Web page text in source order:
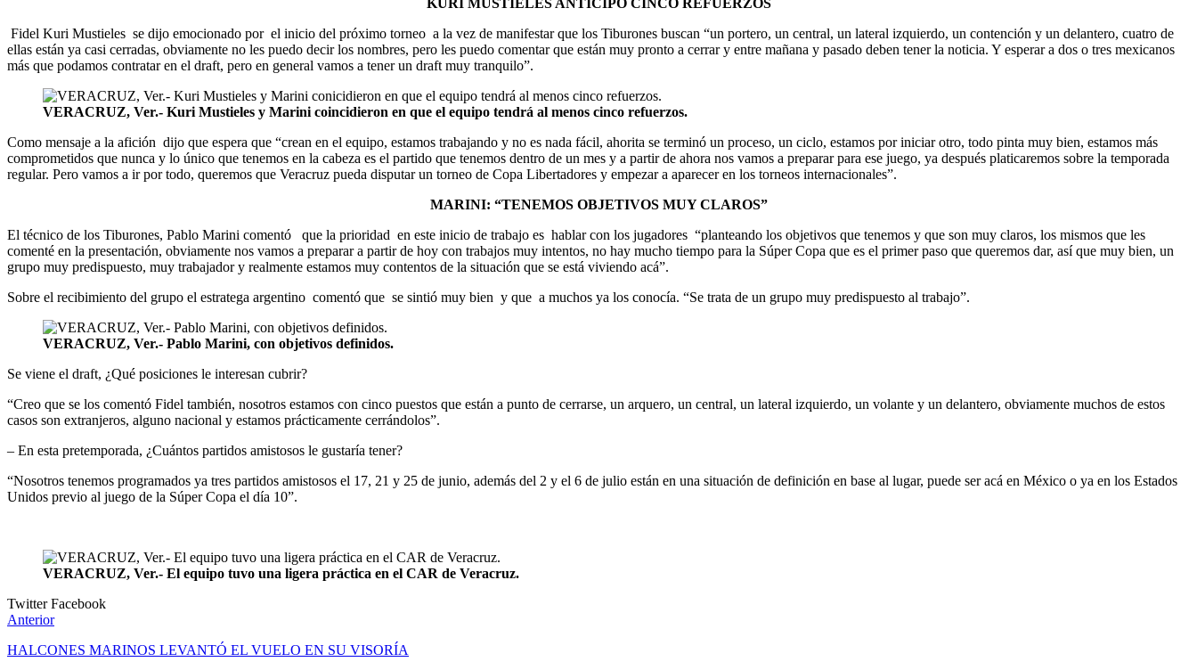
Fidel Kuri Mustieles se dijo emocionado por el inicio del próximo torneo a la vez de manifestar que los Tiburones buscan “un portero, un central, un lateral izquierdo, un contención y un delantero, cuatro de
ellas están ya casi cerradas, obviamente no les puedo decir los nombres, pero les puedo comentar que están muy pronto a cerrar y entre mañana y pasado deben tener la noticia. Y esperar a dos o tres mexicanos
más que podamos contratar en el draft, pero en general vamos a tener un draft muy tranquilo”.
VERACRUZ, Ver.- Kuri Mustieles y Marini coincidieron en que el equipo tendrá al menos cinco refuerzos.
Como mensaje a la afición dijo que espera que “crean en el equipo, estamos trabajando y no es nada fácil, ahorita se terminó un proceso, un ciclo, estamos por iniciar otro, todo pinta muy bien, estamos más
comprometidos que nunca y lo único que tenemos en la cabeza es el partido que tenemos dentro de un mes y a partir de ahora nos vamos a preparar para ese juego, ya después platicaremos sobre la temporada
regular. Pero vamos a ir por todo, queremos que Veracruz pueda disputar un torneo de Copa Libertadores y empezar a aparecer en los torneos internacionales”.
MARINI: “TENEMOS OBJETIVOS MUY CLAROS”
El técnico de los Tiburones, Pablo Marini comentó que la prioridad en este inicio de trabajo es hablar con los jugadores “planteando los objetivos que tenemos y que son muy claros, los mismos que les
comenté en la presentación, obviamente nos vamos a preparar a partir de hoy con trabajos muy intentos, no hay mucho tiempo para la Súper Copa que es el primer paso que queremos dar, así que muy bien, un
grupo muy predispuesto, muy trabajador y realmente estamos muy contentos de la situación que se está viviendo acá”.
Sobre el recibimiento del grupo el estratega argentino comentó que se sintió muy bien y que a muchos ya los conocía. “Se trata de un grupo muy predispuesto al trabajo”.
VERACRUZ, Ver.- Pablo Marini, con objetivos definidos.
Se viene el draft, ¿Qué posiciones le interesan cubrir?
“Creo que se los comentó Fidel también, nosotros estamos con cinco puestos que están a punto de cerrarse, un arquero, un central, un lateral izquierdo, un volante y un delantero, obviamente muchos de estos
casos son extranjeros, alguno nacional y estamos prácticamente cerrándolos”.
– En esta pretemporada, ¿Cuántos partidos amistosos le gustaría tener?
“Nosotros tenemos programados ya tres partidos amistosos el 17, 21 y 25 de junio, además del 2 y el 6 de julio están en una situación de definición en base al lugar, puede ser acá en México o ya en los Estados
Unidos previo al juego de la Súper Copa el día 10”.
VERACRUZ, Ver.- El equipo tuvo una ligera práctica en el CAR de Veracruz.
TwitterFacebook
Anterior
HALCONES MARINOS LEVANTÓ EL VUELO EN SU VISORÍA